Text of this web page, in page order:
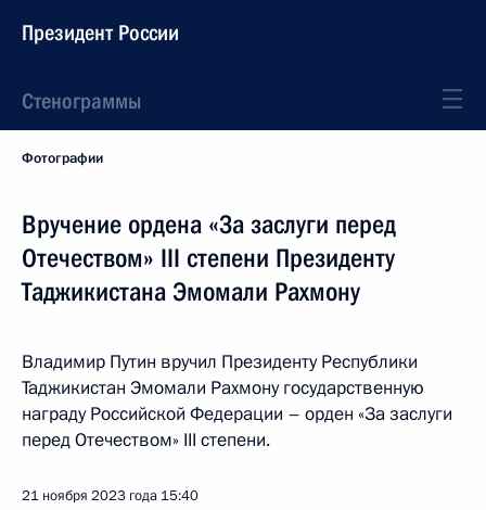
Президент России
Стенограммы
Фотографии
Вручение ордена «За заслуги перед
Отечеством» III степени Президенту
Таджикистана Эмомали Рахмону
Владимир Путин вручил Президенту Республики
Таджикистан Эмомали Рахмону государственную
награду Российской Федерации – орден «За заслуги
перед Отечеством» III степени.
21 ноября 2023 года 15:40